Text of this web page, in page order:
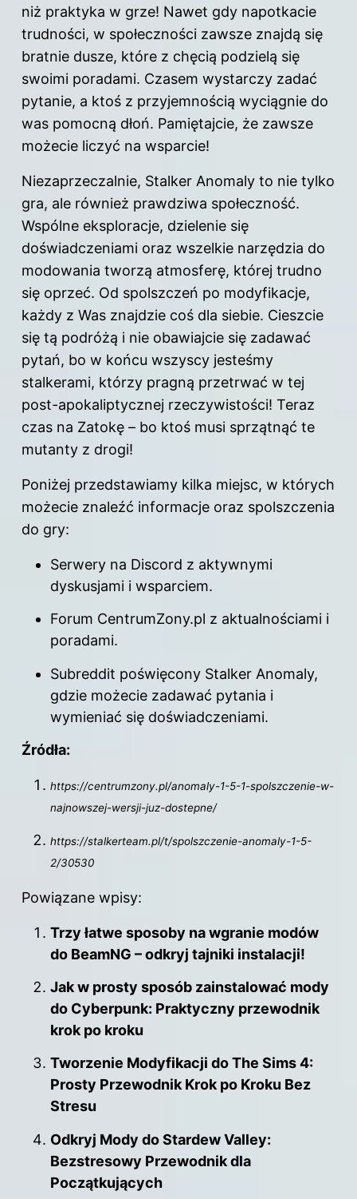
niż praktyka w grze! Nawet gdy napotkacie
trudności, w społeczności zawsze znajdą się
bratnie dusze, które z chęcią podzielą się
swoimi poradami. Czasem wystarczy zadać
pytanie, a ktoś z przyjemnością wyciągnie do
was pomocną dłoń. Pamiętajcie, że zawsze
możecie liczyć na wsparcie!
Niezaprzeczalnie, Stalker Anomaly to nie tylko
gra, ale również prawdziwa społeczność.
Wspólne eksploracje, dzielenie się
doświadczeniami oraz wszelkie narzędzia do
modowania tworzą atmosferę, której trudno
się oprzeć. Od spolszczeń po modyfikacje,
każdy z Was znajdzie coś dla siebie. Cieszcie
się tą podróżą i nie obawiajcie się zadawać
pytań, bo w końcu wszyscy jesteśmy
stalkerami, którzy pragną przetrwać w tej
post-apokaliptycznej rzeczywistości! Teraz
czas na Zatokę – bo ktoś musi sprzątnąć te
mutanty z drogi!
Poniżej przedstawiamy kilka miejsc, w których
możecie znaleźć informacje oraz spolszczenia
do gry:
Serwery na Discord z aktywnymi
dyskusjami i wsparciem.
Forum CentrumZony.pl z aktualnościami i
poradami.
Subreddit poświęcony Stalker Anomaly,
gdzie możecie zadawać pytania i
wymieniać się doświadczeniami.
Źródła:
https://centrumzony.pl/anomaly-1-5-1-spolszczenie-w-
najnowszej-wersji-juz-dostepne/
https://stalkerteam.pl/t/spolszczenie-anomaly-1-5-
2/30530
Powiązane wpisy:
Trzy łatwe sposoby na wgranie modów
do BeamNG – odkryj tajniki instalacji!
Jak w prosty sposób zainstalować mody
do Cyberpunk: Praktyczny przewodnik
krok po kroku
Tworzenie Modyfikacji do The Sims 4:
Prosty Przewodnik Krok po Kroku Bez
Stresu
Odkryj Mody do Stardew Valley:
Bezstresowy Przewodnik dla
Początkujących